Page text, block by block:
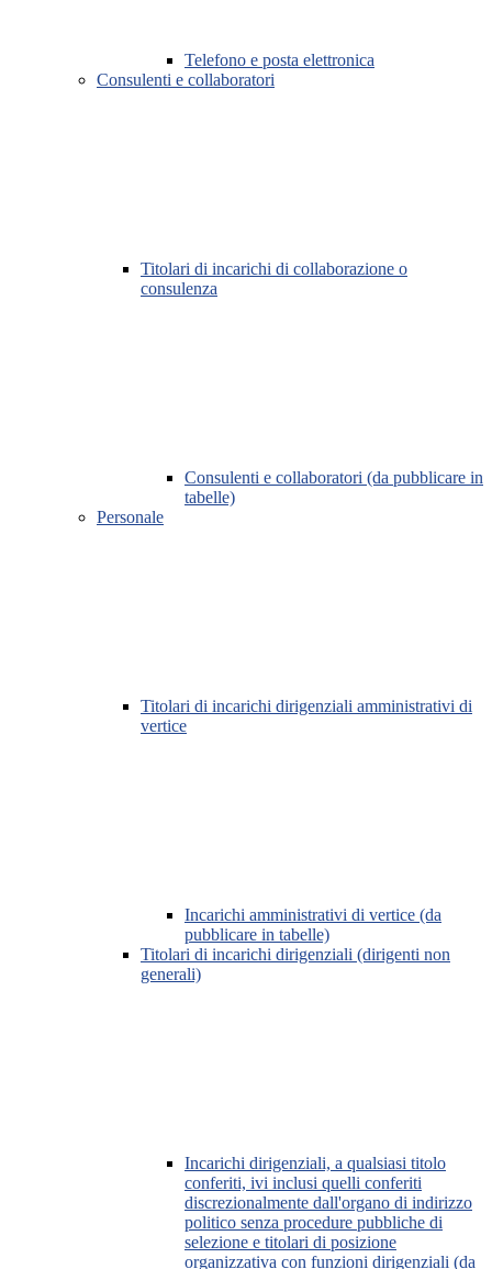
Telefono e posta elettronica
Consulenti e collaboratori
Titolari di incarichi di collaborazione o
consulenza
Consulenti e collaboratori (da pubblicare in
tabelle)
Personale
Titolari di incarichi dirigenziali amministrativi di
vertice
Incarichi amministrativi di vertice (da
pubblicare in tabelle)
Titolari di incarichi dirigenziali (dirigenti non
generali)
Incarichi dirigenziali, a qualsiasi titolo
conferiti, ivi inclusi quelli conferiti
discrezionalmente dall'organo di indirizzo
politico senza procedure pubbliche di
selezione e titolari di posizione
organizzativa con funzioni dirigenziali (da